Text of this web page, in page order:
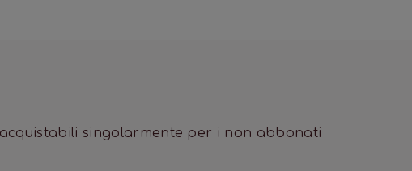
singolarmente per i non abbonati